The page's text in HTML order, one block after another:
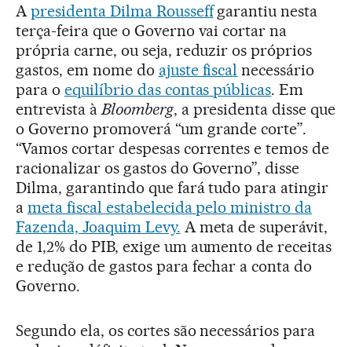
A presidenta Dilma Rousseffgarantiu nesta
terça-feira que o Governo vai cortar na
própria carne, ou seja, reduzir os próprios
gastos, em nome do ajuste fiscal necessário
para o equilíbrio das contas públicas. Em
entrevista à Bloomberg, a presidenta disse que
o Governo promoverá “um grande corte”.
“Vamos cortar despesas correntes e temos de
racionalizar os gastos do Governo”, disse
Dilma, garantindo que fará tudo para atingir
a meta fiscal estabelecida pelo ministro da
Fazenda, Joaquim Levy. A meta de superávit,
de 1,2% do PIB, exige um aumento de receitas
e redução de gastos para fechar a conta do
Governo.
Segundo ela, os cortes são necessários para